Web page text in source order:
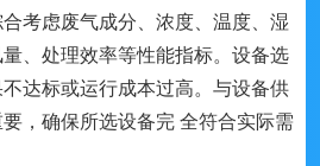
考虑废气成分、浓度、温度、湿
、处理效率等性能指标。设备选
达标或运行成本过高。与设备供
，确保所选设备完 全符合实际需